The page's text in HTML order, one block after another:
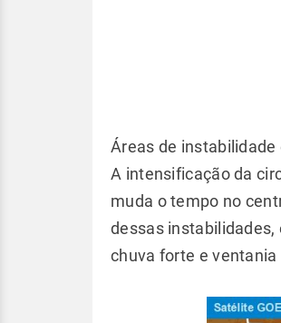
Áreas de
A intensificação da
muda o tempo no
dessas
chuva forte e ventania